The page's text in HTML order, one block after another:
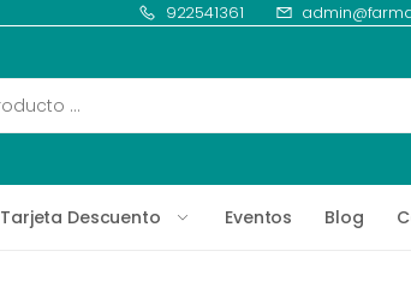
922541361
Tarjeta Descuento Eventos Blog